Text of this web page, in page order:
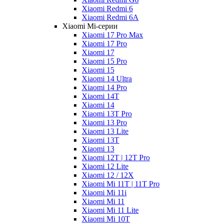
Xiaomi Redmi 6
Xiaomi Redmi 6A
Xiaomi Mi-серии
Xiaomi 17 Pro Max
Xiaomi 17 Pro
Xiaomi 17
Xiaomi 15 Pro
Xiaomi 15
Xiaomi 14 Ultra
Xiaomi 14 Pro
Xiaomi 14T
Xiaomi 14
Xiaomi 13T Pro
Xiaomi 13 Pro
Xiaomi 13 Lite
Xiaomi 13T
Xiaomi 13
Xiaomi 12T | 12T Pro
Xiaomi 12 Lite
Xiaomi 12 / 12X
Xiaomi Mi 11T | 11T Pro
Xiaomi Mi 11i
Xiaomi Mi 11
Xiaomi Mi 11 Lite
Xiaomi Mi 10T